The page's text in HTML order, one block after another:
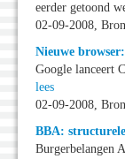
eerder getoond
02-09-2008,
Nieuwe
Google lanceert
lees
02-09-2008,
BBA:
Burgerbelangen